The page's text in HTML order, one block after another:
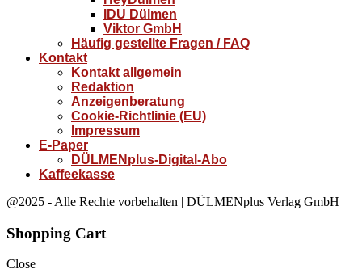
IDU Dülmen
Viktor GmbH
Häufig gestellte Fragen / FAQ
Kontakt
Kontakt allgemein
Redaktion
Anzeigenberatung
Cookie-Richtlinie (EU)
Impressum
E-Paper
DÜLMENplus-Digital-Abo
Kaffeekasse
@2025 - Alle Rechte vorbehalten | DÜLMENplus Verlag GmbH
Shopping Cart
Close